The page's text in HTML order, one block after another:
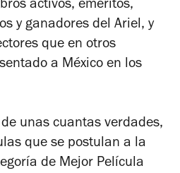
activos, eméritos,
y ganadores del Ariel, y
que en otros
a México en los
unas cuantas verdades,
que se postulan a la
de Mejor Película